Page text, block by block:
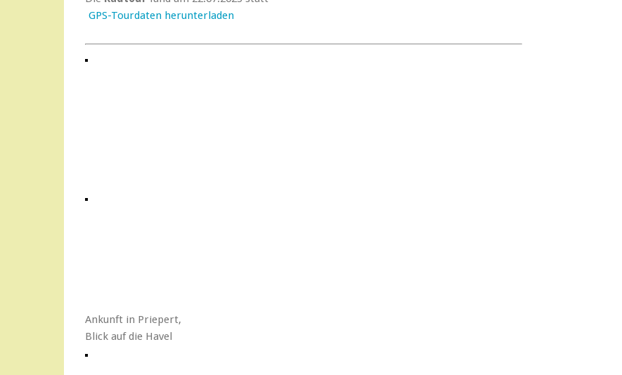
GPS-Tourdaten herunterladen
Ankunft in Priepert,
Blick auf die Havel